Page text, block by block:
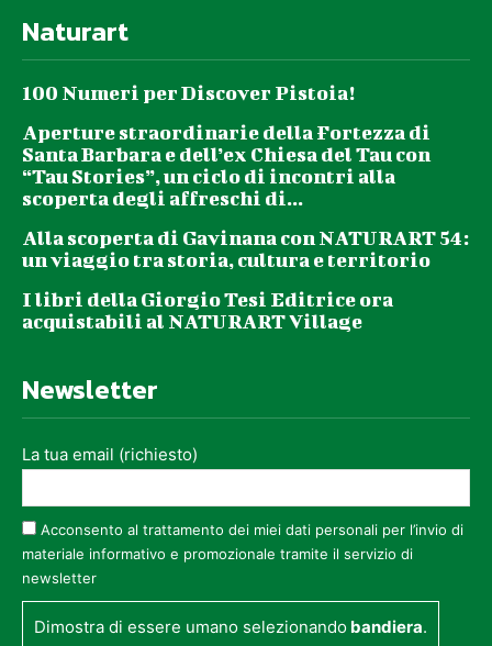
Naturart
100 Numeri per Discover Pistoia!
Aperture straordinarie della Fortezza di
Santa Barbara e dell’ex Chiesa del Tau con
“Tau Stories”, un ciclo di incontri alla
scoperta degli affreschi di...
Alla scoperta di Gavinana con NATURART 54:
un viaggio tra storia, cultura e territorio
I libri della Giorgio Tesi Editrice ora
acquistabili al NATURART Village
Newsletter
La tua email (richiesto)
Acconsento al trattamento dei miei dati personali per l’invio di
materiale informativo e promozionale tramite il servizio di
newsletter
Dimostra di essere umano selezionando bandiera.